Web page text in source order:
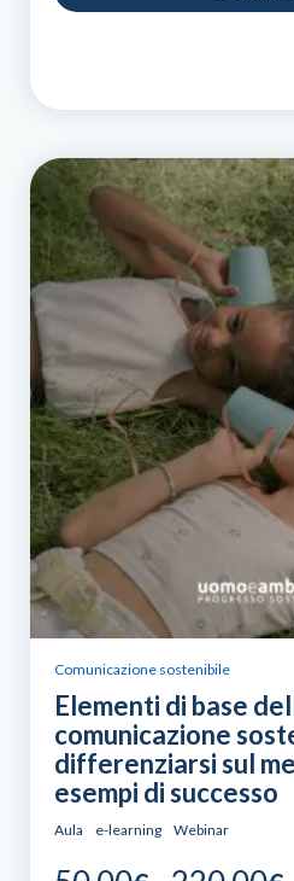
Comunicazione sostenibile
Elementi di base
comunicazione
differenziarsi sul
esempi di successo
Aula e-learning Webinar